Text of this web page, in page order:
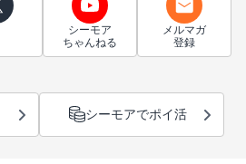
シーモア
ちゃんねる
メルマガ
登録
シーモアでポイ活